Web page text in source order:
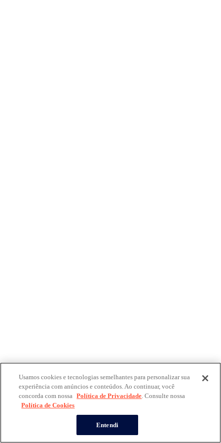
Usamos cookies e tecnologias semelhantes para personalizar sua
experiência com anúncios e conteúdos. Ao continuar, você
concorda com nossa Política de Privacidade. Consulte nossa
Política de Cookies
Entendi